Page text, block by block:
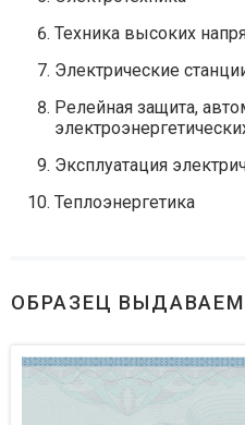
Техника высоких
Электрические
Релейная защита,
Эксплуатация
Теплоэнергетика
ОБРАЗЕЦ